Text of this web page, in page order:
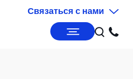
Связаться с нами